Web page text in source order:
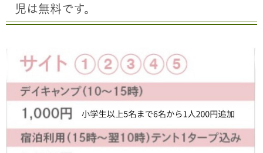
児は無料です。